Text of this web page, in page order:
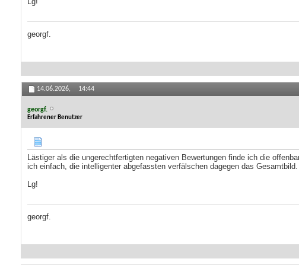
georgf.
14.06.2026, 14:44
georgf.
Erfahrener Benutzer
Lästiger als die ungerechtfertigten negativen Bewertungen finde ich die
ich einfach, die intelligenter abgefassten verfälschen dagegen das Gesamtbild.
Lg!
georgf.